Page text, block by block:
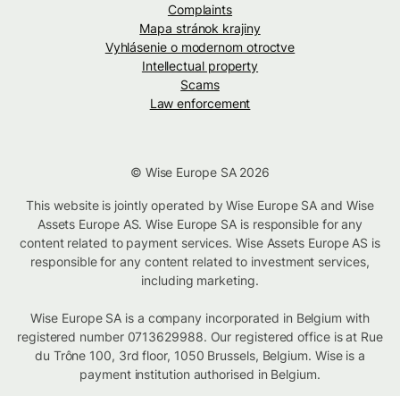
Complaints
Mapa stránok krajiny
Vyhlásenie o modernom otroctve
Intellectual property
Scams
Law enforcement
© Wise Europe SA 2026
This website is jointly operated by Wise Europe SA and Wise
Assets Europe AS. Wise Europe SA is responsible for any
content related to payment services. Wise Assets Europe AS is
responsible for any content related to investment services,
including marketing.
Wise Europe SA is a company incorporated in Belgium with
registered number 0713629988. Our registered office is at Rue
du Trône 100, 3rd floor, 1050 Brussels, Belgium. Wise is a
payment institution authorised in Belgium.